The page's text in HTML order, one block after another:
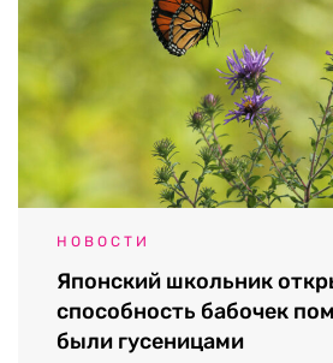
НОВОСТИ
Японский школьник
способность бабочек
были гусеницами